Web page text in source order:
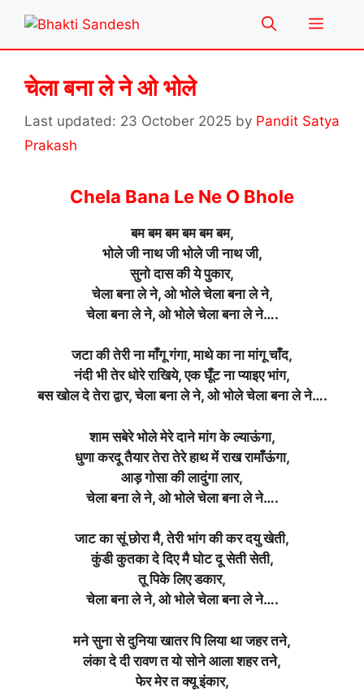
content
Menu
चेला बना ले ने ओ भोले
23 October 2025 by Pandit Satya
Prakash
Chela Bana Le Ne O Bhole
बम बम बम बम बम बम,
भोले जी नाथ जी भोले जी नाथ जी,
सुनो दास की ये पुकार,
चेला बना ले ने, ओ भोले चेला बना ले ने,
चेला बना ले ने, ओ भोले चेला बना ले ने….
जटा की तेरी ना माँगू गंगा, माथे का ना मांगू चाँद,
नंदी भी तेर धोरे राखिये, एक घूँट ना प्याइए भांग,
बस खोल दे तेरा द्वार, चेला बना ले ने, ओ भोले चेला बना ले ने….
शाम सबेरे भोले मेरे दाने मांग के ल्याऊंगा,
धुणा करदू तैयार तेरा तेरे हाथ में राख रामाँऊंगा,
आड़ गोसा की लादुंगा लार,
चेला बना ले ने, ओ भोले चेला बना ले ने….
जाट का सूं छोरा मै, तेरी भांग की कर दयु खेती,
कुंडी कुतका दे दिए मै घोट दू सेती सेती,
तू पिके लिए डकार,
चेला बना ले ने, ओ भोले चेला बना ले ने….
मने सुना से दुनिया खातर पि लिया था जहर तने,
लंका दे दी रावण त यो सोने आला शहर तने,
फेर मेर त क्यू इंकार,